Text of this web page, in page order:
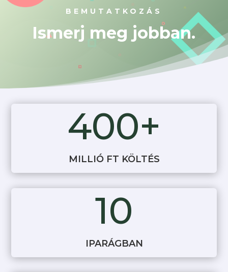
BEMUTATKOZÁS
Ismerj meg jobban.
400+
MILLIÓ FT KÖLTÉS
10
IPARÁGBAN